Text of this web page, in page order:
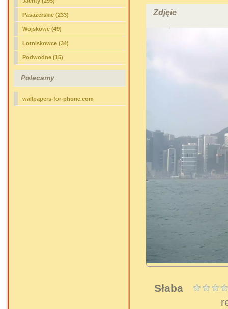
Pasażerskie (233)
Wojskowe (49)
Lotniskowce (34)
Podwodne (15)
Polecamy
wallpapers-for-phone.com
Zdjęie
Słaba